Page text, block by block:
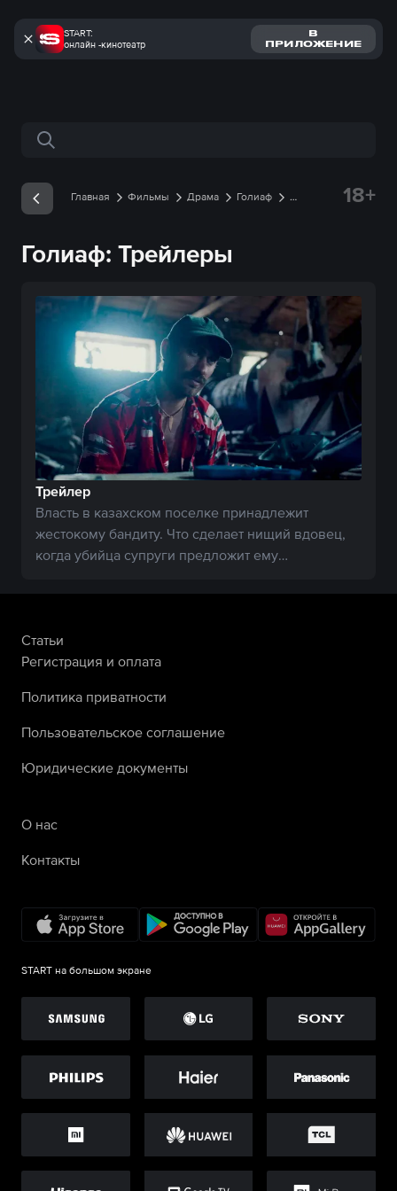
START:
онлайн -кинотеатр
В
ПРИЛОЖЕНИЕ
Поиск по сайту
Главная Фильмы Драма
Голиаф
18+
Голиаф: Трейлеры
Трейлер
Власть в казахском поселке принадлежит
жестокому бандиту. Что сделает нищий вдовец,
когда убийца супруги предложит ему
Статьи
Регистрация и оплата
Политика приватности
Пользовательское соглашение
Юридические документы
О нас
Контакты
START на большом экране